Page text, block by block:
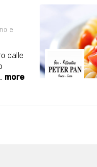
e
dalle
more